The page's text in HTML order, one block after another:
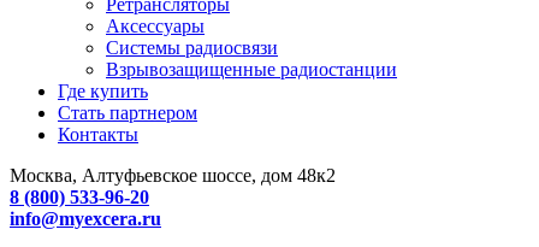
Аксессуары
Системы радиосвязи
Взрывозащищенные радиостанции
Где купить
Стать партнером
Контакты
Москва, Алтуфьевское шоссе, дом 48к2
8 (800) 533-96-20
info@myexcera.ru